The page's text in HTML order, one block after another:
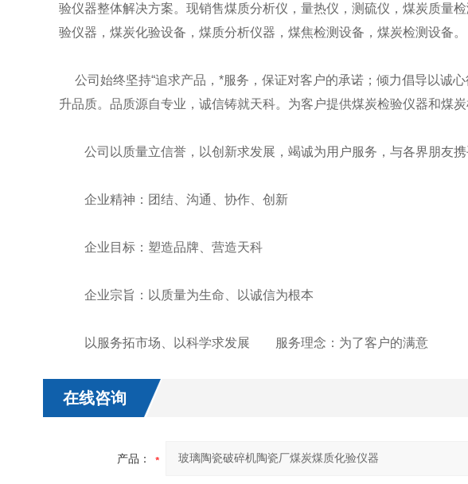
验仪器整体解决方案。现销售煤质分析仪，量热仪，测硫仪，煤炭质量
验仪器，煤炭化验设备，煤质分析仪器，煤焦检测设备，煤炭检测设备。
公司始终坚持“追求产品，*服务，保证对客户的承诺；倾力倡导以诚
升品质。品质源自专业，诚信铸就天科。为客户提供煤炭检验仪器和煤
公司以质量立信誉，以创新求发展，竭诚为用户服务，与各界朋友携
企业精神：团结、沟通、协作、创新
企业目标：塑造品牌、营造天科
企业宗旨：以质量为生命、以诚信为根本
以服务拓市场、以科学求发展 服务理念：为了客户的满意
在线咨询
产品：